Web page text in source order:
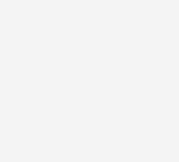
an der Zahl der
stark. Von den 905 für eine
erreichten nur 415
Zuschläge insbesondere auf die
Jahre Nordrhein-
mit zusammen jeweils knapp
MW – für Windparks in